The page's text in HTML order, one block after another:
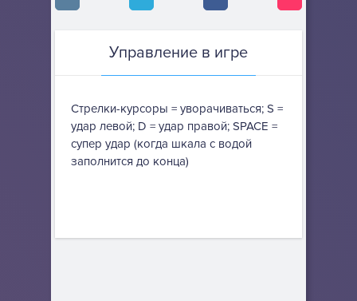
Управление в игре
Стрелки-курсоры = уворачиваться; S =
удар левой; D = удар правой; SPACE =
супер удар (когда шкала с водой
заполнится до конца)